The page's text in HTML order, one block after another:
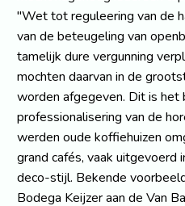
"Wet tot reguleering van de
van de beteugeling van
tamelijk dure vergunning
mochten daarvan in de
worden afgegeven. Dit is het
professionalisering van de
werden oude koffiehuizen
grand cafés, vaak uitgevoerd
deco-stijl. Bekende
Bodega Keijzer aan de Van